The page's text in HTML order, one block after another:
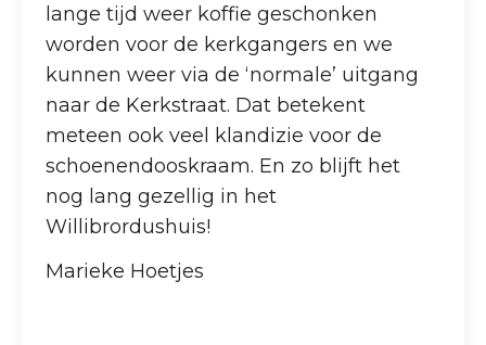
lange tijd weer koffie geschonken
worden voor de kerkgangers en we
kunnen weer via de ‘normale’ uitgang
naar de Kerkstraat. Dat betekent
meteen ook veel klandizie voor de
schoenendooskraam. En zo blijft het
nog lang gezellig in het
Willibrordushuis!
Marieke Hoetjes